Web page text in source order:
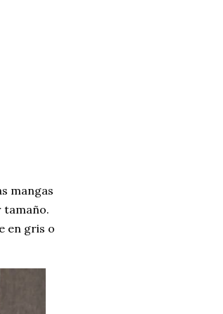
mangas
tamaño.
en gris o